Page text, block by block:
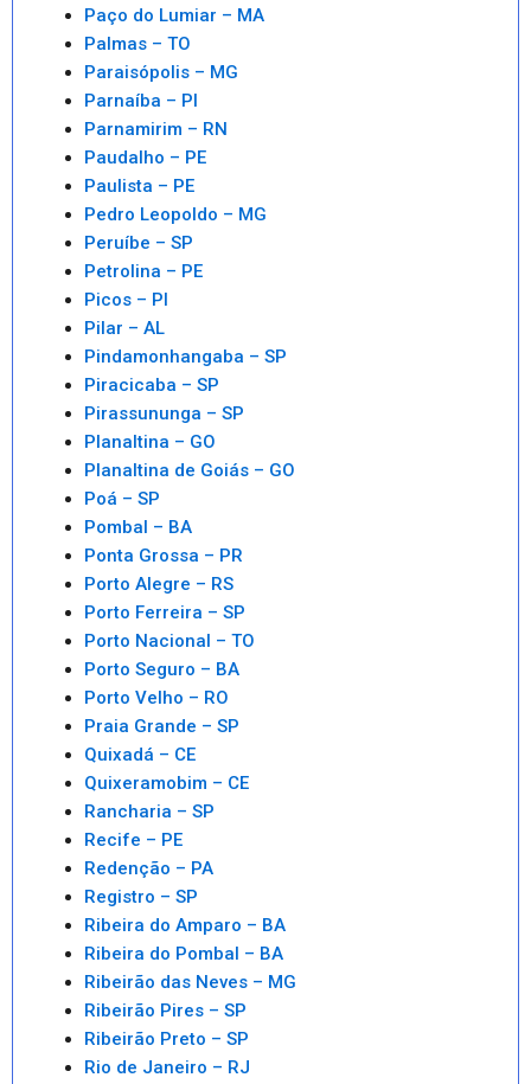
Paço do Lumiar – MA
Palmas – TO
Paraisópolis – MG
Parnaíba – PI
Parnamirim – RN
Paudalho – PE
Paulista – PE
Pedro Leopoldo – MG
Peruíbe – SP
Petrolina – PE
Picos – PI
Pilar – AL
Pindamonhangaba – SP
Piracicaba – SP
Pirassununga – SP
Planaltina – GO
Planaltina de Goiás – GO
Poá – SP
Pombal – BA
Ponta Grossa – PR
Porto Alegre – RS
Porto Ferreira – SP
Porto Nacional – TO
Porto Seguro – BA
Porto Velho – RO
Praia Grande – SP
Quixadá – CE
Quixeramobim – CE
Rancharia – SP
Recife – PE
Redenção – PA
Registro – SP
Ribeira do Amparo – BA
Ribeira do Pombal – BA
Ribeirão das Neves – MG
Ribeirão Pires – SP
Ribeirão Preto – SP
Rio de Janeiro – RJ